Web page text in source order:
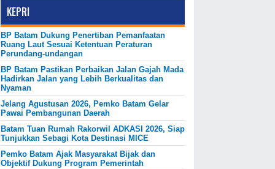
KEPRI
BP Batam Dukung Penertiban Pemanfaatan
Ruang Laut Sesuai Ketentuan Peraturan
Perundang-undangan
BP Batam Pastikan Perbaikan Jalan Gajah Mada
Hadirkan Jalan yang Lebih Berkualitas dan
Nyaman
Jelang Agustusan 2026, Pemko Batam Gelar
Pawai Pembangunan Daerah
Batam Tuan Rumah Rakorwil ADKASI 2026, Siap
Tunjukkan Sebagi Kota Destinasi MICE
Pemko Batam Ajak Masyarakat Bijak dan
Objektif Dukung Program Pemerintah